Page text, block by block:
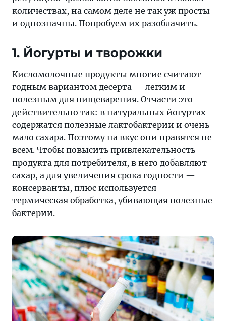
деле
так
просты
однозначны.
Попробуем
их
разоблачить
количествах, на самом деле не так уж просты
и однозначны. Попробуем их разоблачить.
1. Йогурты и творожки
Кисломолочные продукты многие считают
годным вариантом десерта — легким и
полезным для пищеварения. Отчасти это
действительно так: в натуральных йогуртах
содержатся полезные лактобактерии и очень
мало сахара. Поэтому на вкус они нравятся не
всем. Чтобы повысить привлекательность
продукта для потребителя, в него добавляют
сахар, а для увеличения срока годности —
консерванты, плюс используется
термическая обработка, убивающая полезные
бактерии.